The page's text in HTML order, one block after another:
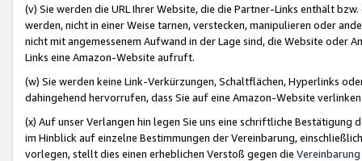
(v) Sie werden die URL Ihrer Website, die die Partner-Links enthält
werden, nicht in einer Weise tarnen, verstecken, manipulieren oder
nicht mit angemessenem Aufwand in der Lage sind, die Website oder
Links eine Amazon-Website aufruft.
(w) Sie werden keine Link-Verkürzungen, Schaltflächen, Hyperlinks
dahingehend hervorrufen, dass Sie auf eine Amazon-Website
(x) Auf unser Verlangen hin legen Sie uns eine schriftliche
im Hinblick auf einzelne Bestimmungen der Vereinbarung,
vorlegen, stellt dies einen erheblichen Verstoß gegen die Vereinbarung